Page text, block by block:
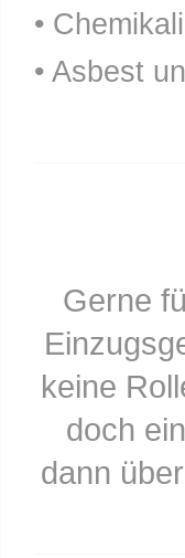
•
• Asbest
Gerne
keine
doch
dann